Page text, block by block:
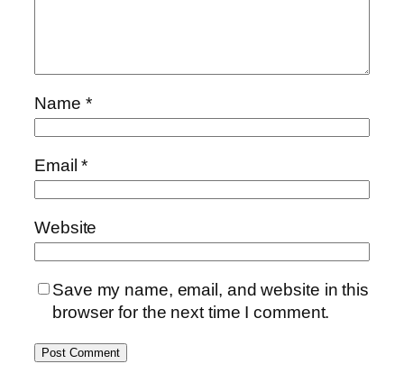
Name *
Email*
Website
Save my name, email, and website in this
browser for the next time I comment.